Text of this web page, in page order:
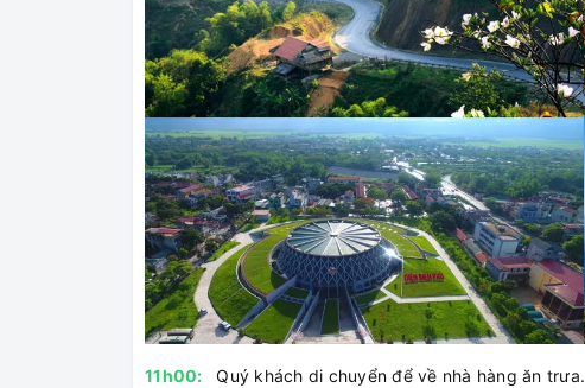
11h00: Quý khách di chuyển để về nhà hàng ăn trưa.